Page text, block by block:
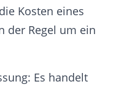
Kosten eines
der Regel um ein
Es handelt